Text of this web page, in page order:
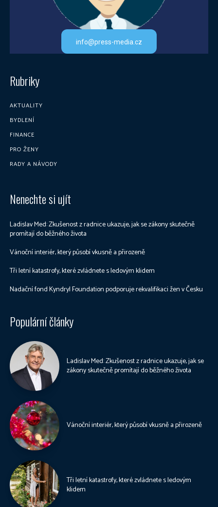
info@press-media.cz
Rubriky
AKTUALITY
BYDLENÍ
FINANCE
PRO ŽENY
RADY A NÁVODY
Nenechte si ujít
Ladislav Med: Zkušenost z radnice ukazuje, jak se zákony skutečně
promítají do běžného života
Vánoční interiér, který působí vkusně a přirozeně
Tři letní katastrofy, které zvládnete s ledovým klidem
Nadační fond Kyndryl Foundation podporuje rekvalifikaci žen v Česku
Populární články
Ladislav Med: Zkušenost z radnice ukazuje, jak se
zákony skutečně promítají do běžného života
Vánoční interiér, který působí vkusně a přirozeně
Tři letní katastrofy, které zvládnete s ledovým
klidem